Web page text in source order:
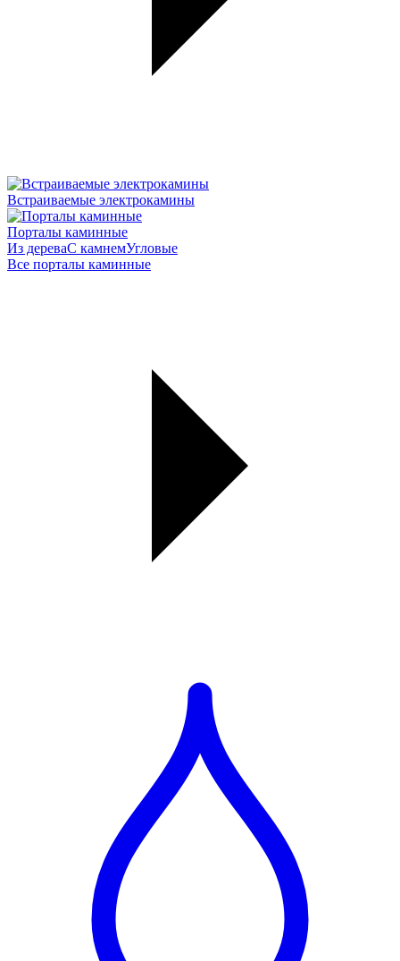
Встраиваемые электрокамины
Порталы каминные
Из дереваС камнемУгловые
Все порталы каминные